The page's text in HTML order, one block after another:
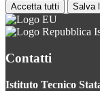
Accetta tutti Salva
Contatti
Istituto Tecnico